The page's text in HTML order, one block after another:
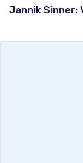
Jannik Sinner: